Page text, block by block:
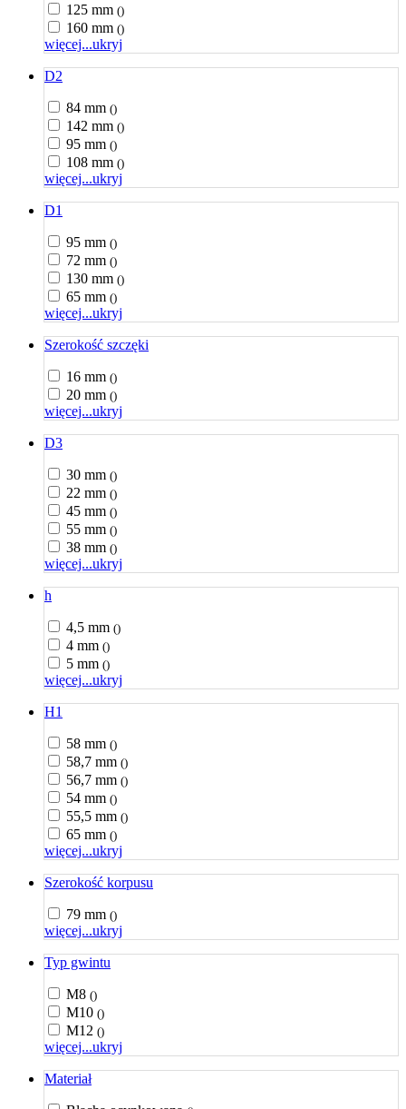
125 mm ()
160 mm ()
więcej...ukryj
D2
84 mm ()
142 mm ()
95 mm ()
108 mm ()
więcej...ukryj
D1
95 mm ()
72 mm ()
130 mm ()
65 mm ()
więcej...ukryj
Szerokość szczęki
16 mm ()
20 mm ()
więcej...ukryj
D3
30 mm ()
22 mm ()
45 mm ()
55 mm ()
38 mm ()
więcej...ukryj
h
4,5 mm ()
4 mm ()
5 mm ()
więcej...ukryj
H1
58 mm ()
58,7 mm ()
56,7 mm ()
54 mm ()
55,5 mm ()
65 mm ()
więcej...ukryj
Szerokość korpusu
79 mm ()
więcej...ukryj
Typ gwintu
M8 ()
M10 ()
M12 ()
więcej...ukryj
Materiał